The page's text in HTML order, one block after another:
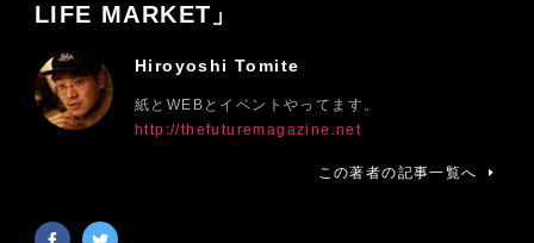
LIFE MARKET」
Hiroyoshi Tomite
紙とWEBとイベントやってます。
http://thefuturemagazine.net
この著者の記事一覧へ